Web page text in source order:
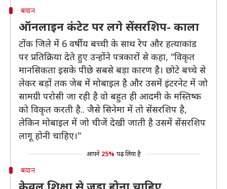
बयान
ऑनलाइन कंटेट पर लगे सेंसरशिप- काला
टोंक जिले में 6 वर्षीय बच्ची के साथ रेप और हत्याकांड
पर प्रतिक्रिया देते हुए उन्होंने पत्रकारों से कहा, "विकृत
मानसिकता इसके पीछे सबसे बड़ा कारण है। छोटे बच्चे से
लेकर बड़ों तक जेब में मोबाइल है और उसमें इंटरनेट में जो
सामग्री परोसी जा रही है वो बहुत ही आदमी के मस्तिष्क
को विकृत करती है.. जैसे सिनेमा में तो सेंसरशिप है,
लेकिन मोबाइल में जो चीजें देखी जाती है उसमें सेंसरशिप
लागू होनी चाहिए।"
आपने 25% पढ़ लिया है
बयान
केवल शिक्षा से जुड़ा होना चाहिए